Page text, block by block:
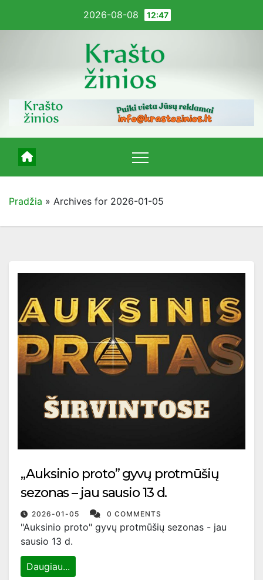
2026-08-08 12:47
Pradžia » Archives for 2026-01-05
„Auksinio proto” gyvų protmūšių
sezonas – jau sausio 13 d.
2026-01-05 0 COMMENTS
"Auksinio proto" gyvų protmūšių sezonas - jau
sausio 13 d.
Daugiau...